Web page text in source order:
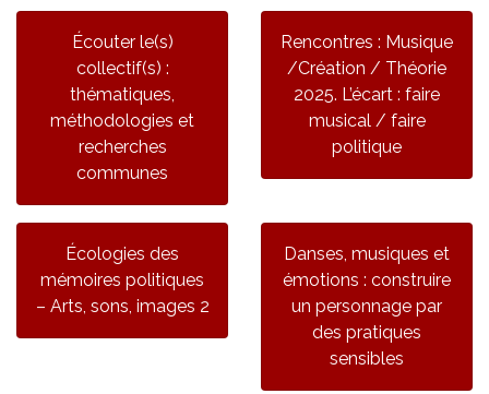
Écouter le(s)
collectif(s) :
thématiques,
méthodologies et
recherches
communes
Rencontres : Musique
/Création / Théorie
2025. L’écart : faire
musical / faire
politique
Écologies des
mémoires politiques
– Arts, sons, images 2
Danses, musiques et
émotions : construire
un personnage par
des pratiques
sensibles